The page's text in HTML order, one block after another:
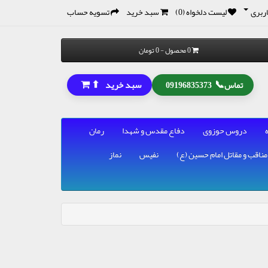
لیست دلخواه (0) سبد خرید تسویه حساب
0 محصول - 0 تومان
تماس📞
09196835373 سبد خرید ⬆
دروس حوزوی دفاع مقدس و شهدا
رمان
مناقب و مقاتل امام حسین (ع) نفیس
نماز